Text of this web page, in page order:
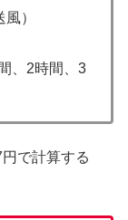
）
、2時間、3
で計算する